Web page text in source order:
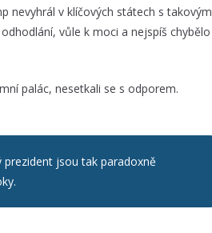
nevyhrál v klíčových státech s takovým
vůle k moci a nejspíš chybělo
palác, nesetkali se s odporem.
prezident jsou tak paradoxně